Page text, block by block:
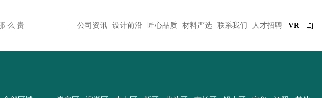
公司资讯 设计前沿 匠心品质 材料严选 联系我们 人才招聘 VR
navigation